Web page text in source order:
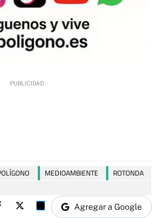
MEDIOAMBIENTE
ROTONDA
Agregar a Google